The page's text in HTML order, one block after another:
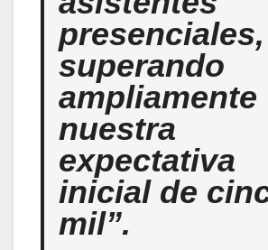
presenciales,
superando
ampliamente
nuestra
expectativa
inicial de
mil”.